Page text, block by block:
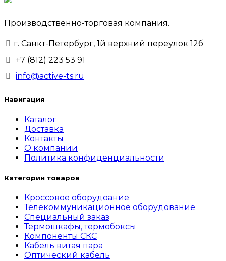
Производственно-торговая компания.
г. Санкт-Петербург, 1й верхний переулок 12б
+7 (812) 223 53 91
info@active-ts.ru
Навигация
Каталог
Доставка
Контакты
О компании
Политика конфиденциальности
Категории товаров
Кроссовое оборудоание
Телекоммуникационное оборудование
Специальный заказ
Термошкафы, термобоксы
Компоненты СКС
Кабель витая пара
Оптический кабель